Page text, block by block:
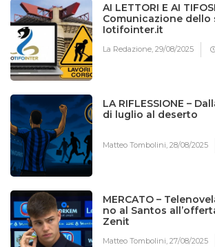
AI LETTORI E AI
Comunicazione dello
Iotifointer.it
La Redazione,29/08/2025
LA RIFLESSIONE –
di luglio al deserto
Matteo Tombolini,28/08/2025
MERCATO –
no al Santos
Zenit
Matteo Tombolini,27/08/2025